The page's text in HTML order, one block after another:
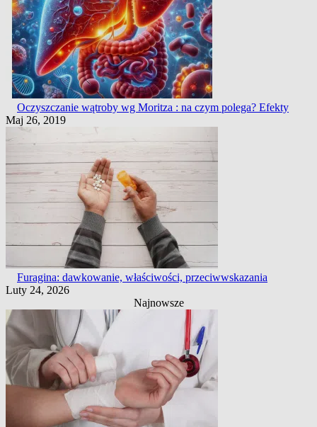
Oczyszczanie wątroby wg Moritza : na czym polega? Efekty
Maj 26, 2019
Furagina: dawkowanie, właściwości, przeciwwskazania
Luty 24, 2026
Najnowsze